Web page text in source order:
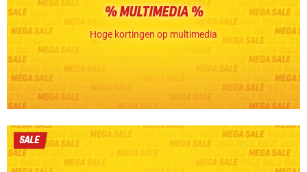
% MULTIMEDIA %
Hoge kortingen op multimedia
SALE